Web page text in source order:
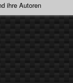
ihre Autoren